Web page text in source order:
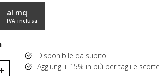
IVA inclusa
al mq
+
Disponibile da subito
Aggiungi il 15% in più per tagli e scorte